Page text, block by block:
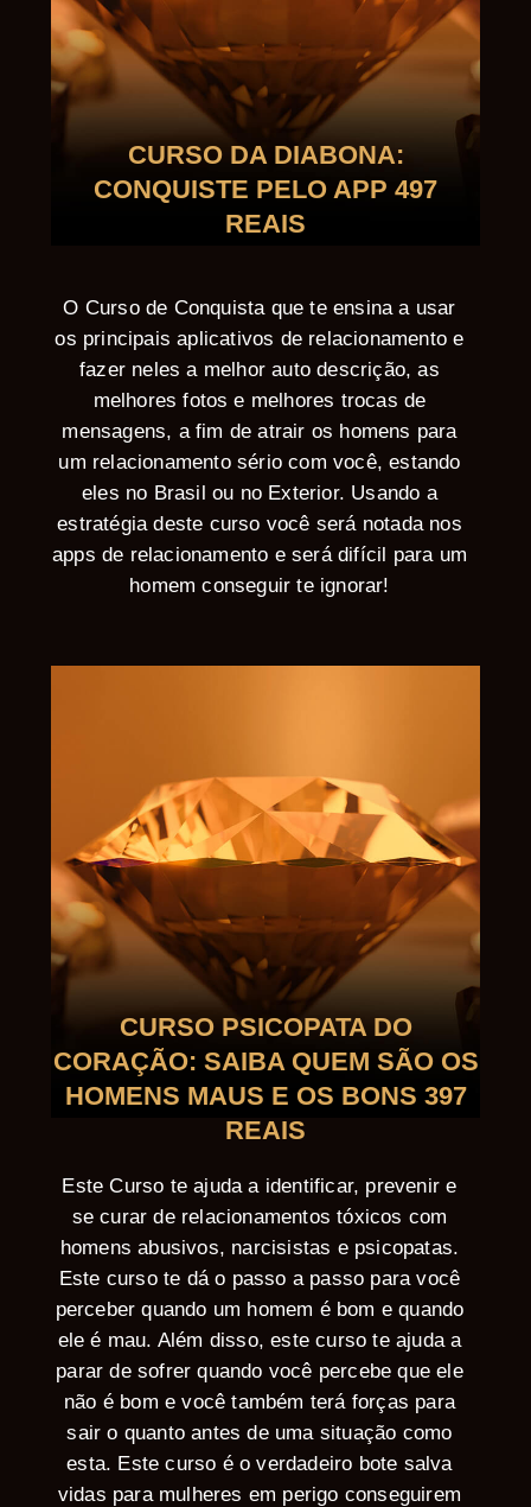
CURSO DA DIABONA:
CONQUISTE PELO APP 497
REAIS
O Curso de Conquista que te ensina a usar
os principais aplicativos de relacionamento e
fazer neles a melhor auto descrição, as
melhores fotos e melhores trocas de
mensagens, a fim de atrair os homens para
um relacionamento sério com você, estando
eles no Brasil ou no Exterior. Usando a
estratégia deste curso você será notada nos
apps de relacionamento e será difícil para um
homem conseguir te ignorar!
CURSO PSICOPATA DO
CORAÇÃO: SAIBA QUEM SÃO OS
HOMENS MAUS E OS BONS 397
REAIS
Este Curso te ajuda a identificar, prevenir e
se curar de relacionamentos tóxicos com
homens abusivos, narcisistas e psicopatas.
Este curso te dá o passo a passo para você
perceber quando um homem é bom e quando
ele é mau. Além disso, este curso te ajuda a
parar de sofrer quando você percebe que ele
não é bom e você também terá forças para
sair o quanto antes de uma situação como
esta. Este curso é o verdadeiro bote salva
vidas para mulheres em perigo conseguirem